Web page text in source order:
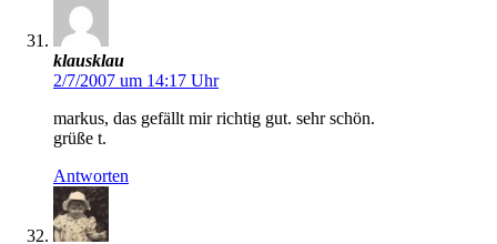
klausklau
2/7/2007 um 14:17 Uhr
markus, das gefällt mir richtig gut. sehr schön.
grüße t.
Antworten